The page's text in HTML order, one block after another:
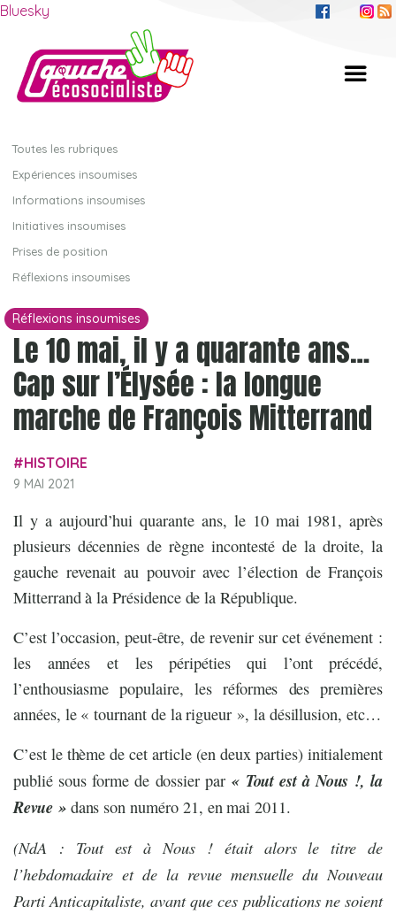
Bluesky
Toutes les rubriques
Expériences insoumises
Informations insoumises
Initiatives insoumises
Prises de position
Réflexions insoumises
Réflexions insoumises
Le 10 mai, il y a quarante ans…
Cap sur l’Élysée : la longue
marche de François Mitterrand
HISTOIRE
9 MAI 2021
Il y a aujourd’hui quarante ans, le 10 mai 1981, après
plusieurs décennies de règne incontesté de la droite, la
gauche revenait au pouvoir avec l’élection de François
Mitterrand à la Présidence de la République.
C’est l’occasion, peut-être, de revenir sur cet événement :
les années et les péripéties qui l’ont précédé,
l’enthousiasme populaire, les réformes des premières
années, le « tournant de la rigueur », la désillusion, etc…
C’est le thème de cet article (en deux parties) initialement
publié sous forme de dossier par « Tout est à Nous !, la
Revue »dans son numéro 21, en mai 2011.
(NdA : Tout est à Nous ! était alors le titre de
l’hebdomadaire et de la revue mensuelle du Nouveau
Parti Anticapitaliste, avant que ces publications ne soient